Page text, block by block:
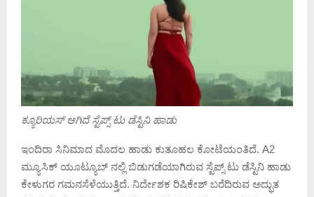
ಕ್ಯೂರಿಯಸ್ ಆಗಿದೆ ಸ್ಟೆಪ್ಸ್ ಟು ಡೆಸ್ಟಿನಿ ಹಾಡು
ಇಂದಿರಾ ಸಿನಿಮಾದ ಮೊದಲ ಹಾಡು ಕುತೂಹಲ ಕೋಟೆಯಂತಿದೆ. A2
ಮ್ಯೂಸಿಕ್ ಯೂಟ್ಯೂಬ್ ನಲ್ಲಿ ಬಿಡುಗಡೆಯಾಗಿರುವ ಸ್ಟೆಪ್ಸ್ ಟು ಡೆಸ್ಟಿನಿ ಹಾಡು
ಕೇಳುಗರ ಗಮನಸೆಳೆಯುತ್ತಿದೆ. ನಿರ್ದೇಶಕ ರಿಷಿಕೇಶ್ ಬರೆದಿರುವ ಅದ್ಭುತ